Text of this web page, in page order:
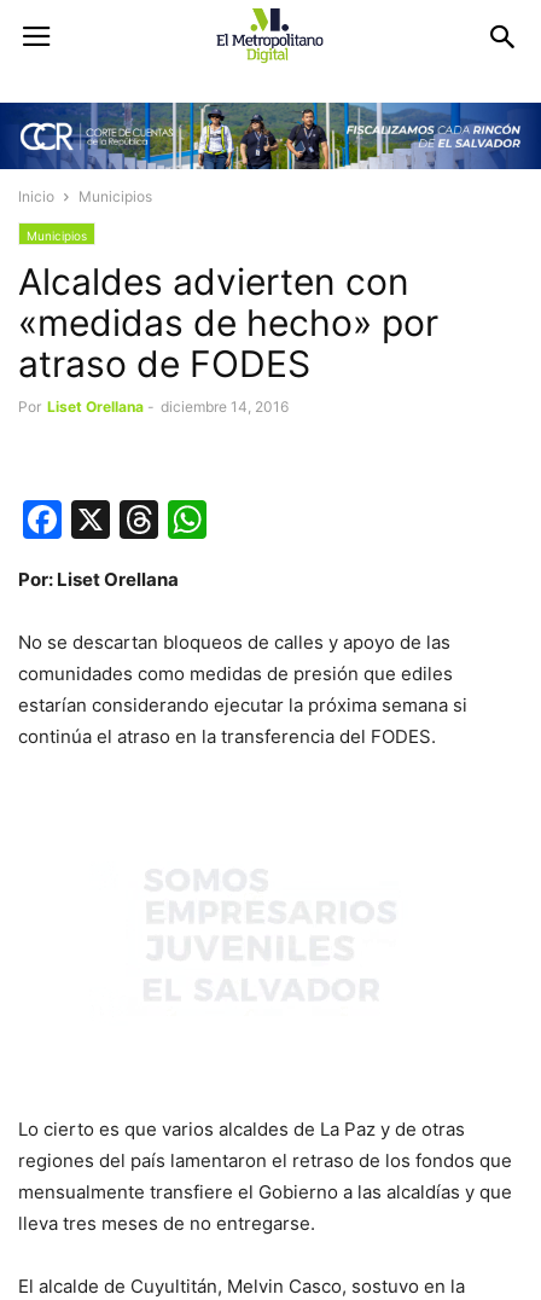
Inicio Municipios
Municipios
Alcaldes advierten con
«medidas de hecho» por
atraso de FODES
Por Liset Orellana - diciembre 14, 2016
Facebook
X Threads
Por: Liset Orellana
No se descartan bloqueos de calles y apoyo de las
comunidades como medidas de presión que ediles
estarían considerando ejecutar la próxima semana si
continúa el atraso en la transferencia del FODES.
Lo cierto es que varios alcaldes de La Paz y de otras
regiones del país lamentaron el retraso de los fondos que
mensualmente transfiere el Gobierno a las alcaldías y que
lleva tres meses de no entregarse.
El alcalde de Cuyultitán, Melvin Casco, sostuvo en la